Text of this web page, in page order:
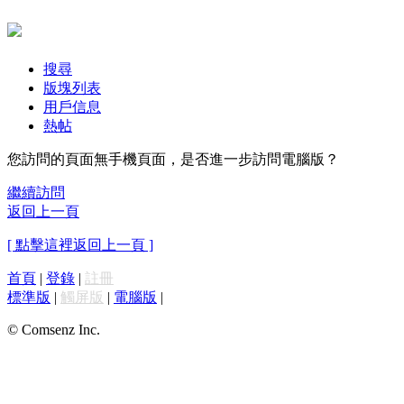
搜尋
版塊列表
用戶信息
熱帖
您訪問的頁面無手機頁面，是否進一步訪問電腦版？
繼續訪問
返回上一頁
[ 點擊這裡返回上一頁 ]
首頁 | 登錄 | 註冊
標準版 | 觸屏版 | 電腦版 |
© Comsenz Inc.